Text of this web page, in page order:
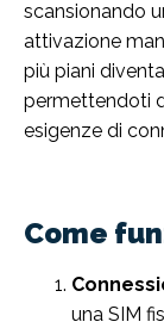
scansionando
attivazione
più piani
permettendoti
esigenze di
Come
una SIM